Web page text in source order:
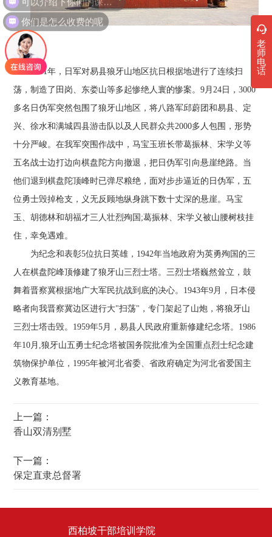
1941年，日军对易县狼牙山地区抗日根据地进行了连续扫
荡，制造了田岗、东娄山等多起惨绝人寰的惨案。9月24日，3000
多名日伪军突然包围了狼牙山地区，将八路军邱蔚团和易县、定
兴、徐水和满城四县游击队以及人民群众共2000多人包围，形势
十分严峻。在我军突围作战中，马宝玉班长带葛振林、宋学义等
五名战士边打边向棋盘陀方向撤退，把日伪军引向悬崖绝路。当
他们退到棋盘陀顶峰时已弹尽粮绝，面对步步逼近的日伪军，五
位勇士毁掉枪支，义无反顾地纵身跳下数十丈深的悬崖。马宝
玉、胡德林和胡福才三人壮烈殉国;葛振林、宋学义被山腰树枝挂
住，幸免遇难。
为纪念和表彰5位抗日英雄，1942年当地政府为英勇殉国的三
人在棋盘陀峰顶修建了狼牙山三烈士塔。三烈士塔巍然耸立，鼓
舞着晋察冀根据地广大军民抗战到底的决心。1943年9月，日本侵
略者向我晋察冀边区进行大"扫荡"，专门架起了山炮，将狼牙山
三烈士塔击毁。1959年5月，易县人民政府重新修建纪念塔。1986
年10月,狼牙山五勇士纪念塔被国务院批准为全国重点烈士纪念建
筑物保护单位，1995年被河北省委、省政府确定为河北省爱国主
义教育基地。
上一篇：
香山双清别墅
下一篇：
保定直隶总督署
西柏坡干部培训学院
老
师
电
话
你们是怎么收费的呢